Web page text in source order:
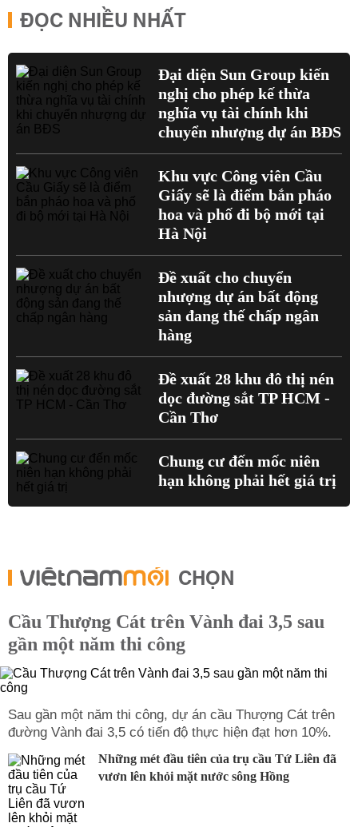
ĐỌC NHIỀU NHẤT
Đại diện Sun Group kiến
nghị cho phép kế thừa
nghĩa vụ tài chính khi
chuyển nhượng dự án BĐS
Khu vực Công viên Cầu
Giấy sẽ là điểm bắn pháo
hoa và phố đi bộ mới tại
Hà Nội
Đề xuất cho chuyển
nhượng dự án bất động
sản đang thế chấp ngân
hàng
Đề xuất 28 khu đô thị nén
dọc đường sắt TP HCM -
Cần Thơ
Chung cư đến mốc niên
hạn không phải hết giá trị
CHỌN
Cầu Thượng Cát trên Vành đai 3,5 sau
gần một năm thi công
Sau gần một năm thi công, dự án cầu Thượng Cát trên
đường Vành đai 3,5 có tiến độ thực hiện đạt hơn 10%.
Những mét đầu tiên của trụ cầu Tứ Liên đã
vươn lên khỏi mặt nước sông Hồng